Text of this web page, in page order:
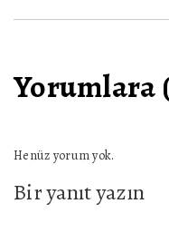
Yorumlara
Henüz yorum yok.
Bir yanıt yazın